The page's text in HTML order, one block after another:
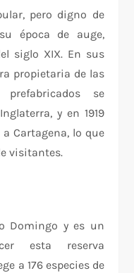
pero digno de
época de auge,
siglo XIX. En sus
propietaria de las
se
y en 1919
Cartagena, lo que
visitantes.
Domingo y es un
esta reserva
a 176 especies de